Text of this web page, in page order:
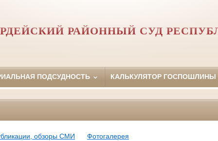
РАЙОННЫЙ СУД
ПОДСУДНОСТЬ КАЛЬКУЛЯТОР ГОСПОШЛИНЫ
обзоры СМИ Фотогалерея